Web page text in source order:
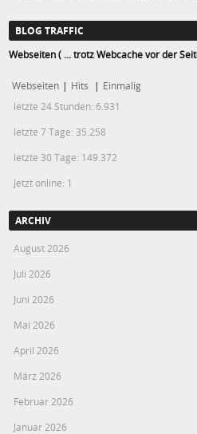
BLOG TRAFFIC
Webseiten ( ... trotz Webcache vor der
Webseiten | Hits | Einmalig
letzte 24 Stunden:6.931
letzte 7 Tage: 35.258
letzte 30 Tage: 149.372
Jetzt online: 1
ARCHIV
August 2026
Juli 2026
Juni 2026
Mai 2026
April 2026
März 2026
Februar 2026
Januar 2026